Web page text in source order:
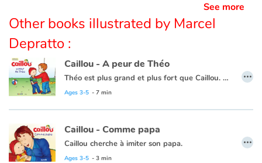
See more
Other books illustrated by Marcel
Depratto :
Caillou - A peur de Théo
Théo est plus grand et plus fort que Caillou. Parfois, il utilise la force pour obtenir ce qu'il veut.
Ce livre est aussi disponible en anglais :
Ages 3-5 - 7 min
…
Caillou - Comme papa
Caillou cherche à imiter son papa.
Ages 3-5 - 3 min
…